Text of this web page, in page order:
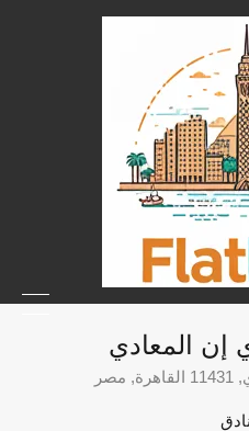
إن المعادي